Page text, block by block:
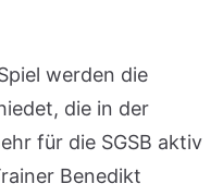
werden die
die in der
für die SGSB aktiv
Benedikt